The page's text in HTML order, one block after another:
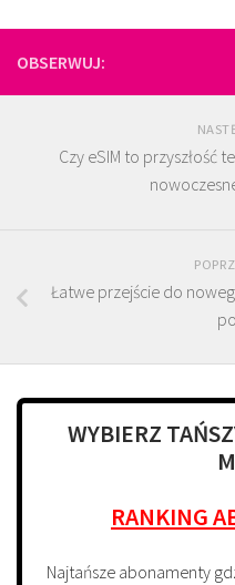
OBSERWUJ:
Czy eSIM to przyszłość
Łatwe przejście do
WYBIERZ
RANKING
Najtańsze abonamenty